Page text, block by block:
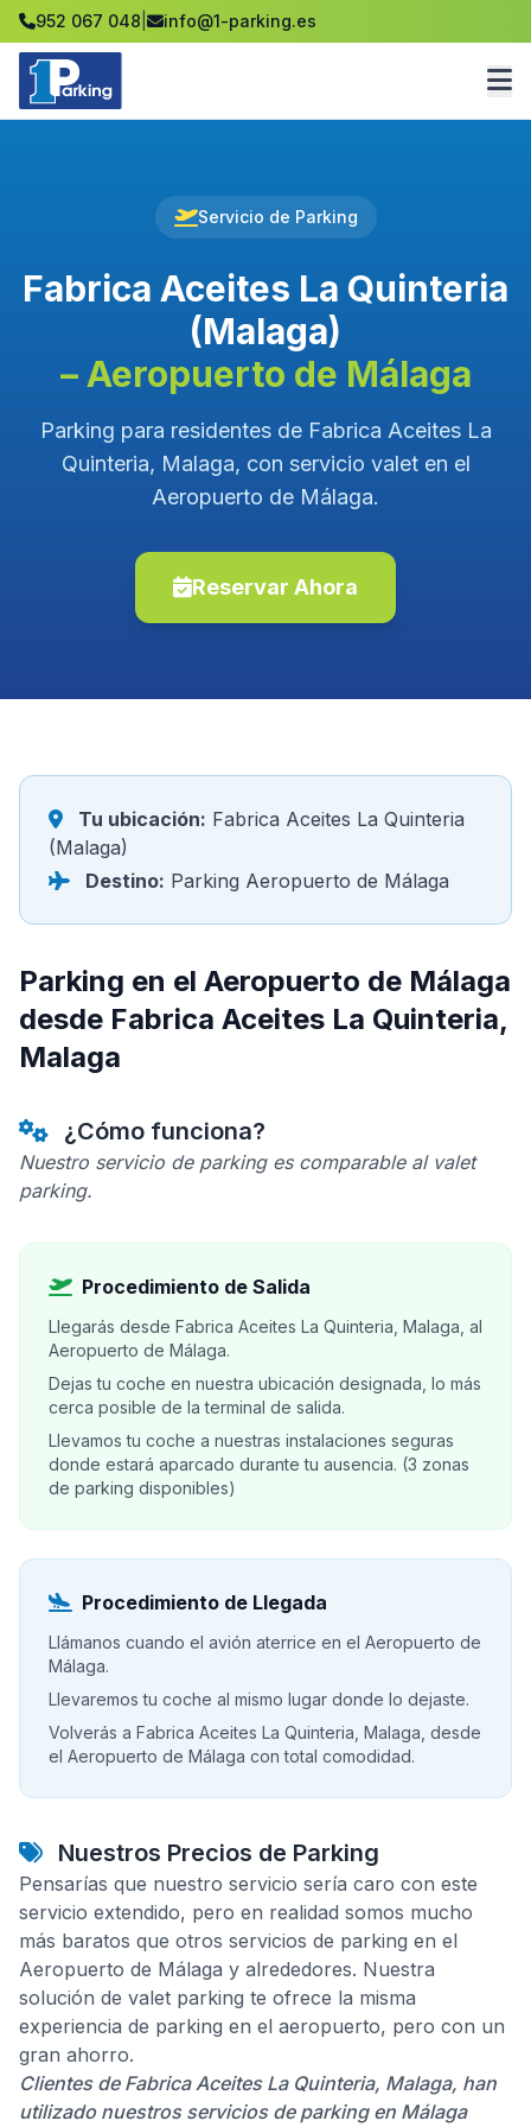
952 067 048 info@1-parking.es
Servicio de Parking
Fabrica Aceites La Quinteria
(Malaga)
– Aeropuerto de Málaga
Parking para residentes de Fabrica Aceites La
Quinteria, Malaga, con servicio valet en el
Aeropuerto de Málaga.
Reservar Ahora
Tu ubicación: Fabrica Aceites La Quinteria
(Malaga)
Destino: Parking Aeropuerto de Málaga
Parking en el Aeropuerto de Málaga
desde Fabrica Aceites La Quinteria,
Malaga
¿Cómo funciona?
Nuestro servicio de parking es comparable al valet
parking.
Procedimiento de Salida
Llegarás desde Fabrica Aceites La Quinteria, Malaga, al
Aeropuerto de Málaga.
Dejas tu coche en nuestra ubicación designada, lo más
cerca posible de la terminal de salida.
Llevamos tu coche a nuestras instalaciones seguras
donde estará aparcado durante tu ausencia. (3 zonas
de parking disponibles)
Procedimiento de Llegada
Llámanos cuando el avión aterrice en el Aeropuerto de
Málaga.
Llevaremos tu coche al mismo lugar donde lo dejaste.
Volverás a Fabrica Aceites La Quinteria, Malaga, desde
el Aeropuerto de Málaga con total comodidad.
Nuestros Precios de Parking
Pensarías que nuestro servicio sería caro con este
servicio extendido, pero en realidad somos mucho
más baratos que otros servicios de parking en el
Aeropuerto de Málaga y alrededores. Nuestra
solución de valet parking te ofrece la misma
experiencia de parking en el aeropuerto, pero con un
gran ahorro.
Clientes de Fabrica Aceites La Quinteria, Malaga, han
utilizado nuestros servicios de parking en Málaga